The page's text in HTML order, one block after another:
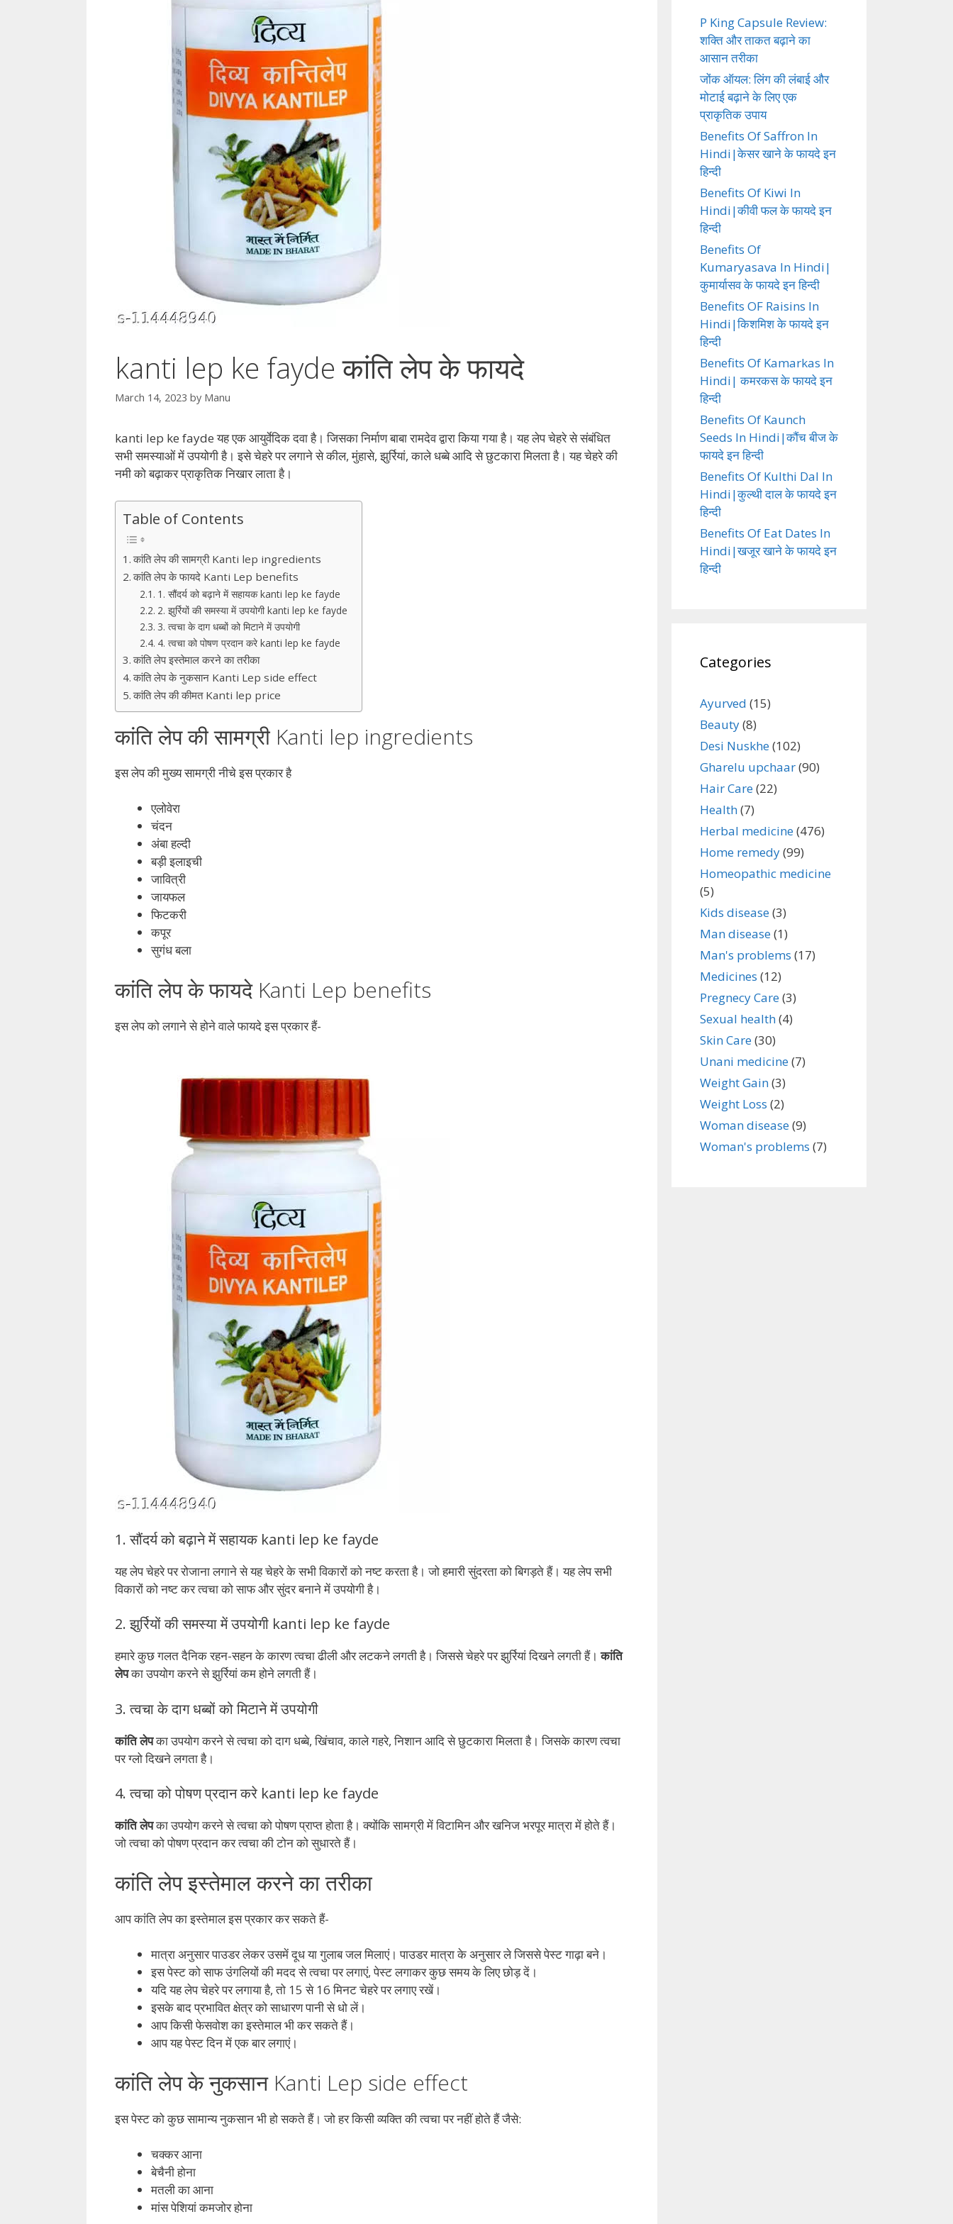
kanti lep ke fayde कांति लेप के फायदे
March 14, 2023 by Manu
kanti lep ke fayde यह एक आयुर्वेदिक दवा है। जिसका निर्माण बाबा रामदेव द्वारा किया गया है। यह लेप चेहरे से संबंधित
सभी समस्याओं में उपयोगी है। इसे चेहरे पर लगाने से कील, मुंहासे, झुर्रियां, काले धब्बे आदि से छुटकारा मिलता है। यह चेहरे की
नमी को बढ़ाकर प्राकृतिक निखार लाता है।
Table of Contents
कांति लेप की सामग्री Kanti lep ingredients
कांति लेप के फायदे Kanti Lep benefits
1. सौंदर्य को बढ़ाने में सहायक kanti lep ke fayde
2. झुर्रियों की समस्या में उपयोगी kanti lep ke fayde
3. त्वचा के दाग धब्बों को मिटाने में उपयोगी
4. त्वचा को पोषण प्रदान करे kanti lep ke fayde
कांति लेप इस्तेमाल करने का तरीका
कांति लेप के नुकसान Kanti Lep side effect
कांति लेप की कीमत Kanti lep price
कांति लेप की सामग्री Kanti lep ingredients
इस लेप की मुख्य सामग्री नीचे इस प्रकार है
एलोवेरा
चंदन
अंबा हल्दी
बड़ी इलाइची
जावित्री
जायफल
फिटकरी
कपूर
सुगंध बला
कांति लेप के फायदे Kanti Lep benefits
इस लेप को लगाने से होने वाले फायदे इस प्रकार हैं-
1. सौंदर्य को बढ़ाने में सहायक kanti lep ke fayde
यह लेप चेहरे पर रोजाना लगाने से यह चेहरे के सभी विकारों को नष्ट करता है। जो हमारी सुंदरता को बिगड़ते हैं। यह लेप सभी
विकारों को नष्ट कर त्वचा को साफ और सुंदर बनाने में उपयोगी है।
2. झुर्रियों की समस्या में उपयोगी kanti lep ke fayde
हमारे कुछ गलत दैनिक रहन-सहन के कारण त्वचा ढीली और लटकने लगती है। जिससे चेहरे पर झुर्रियां दिखने लगती हैं।कांति
लेपका उपयोग करने से झुर्रियां कम होने लगती हैं।
3. त्वचा के दाग धब्बों को मिटाने में उपयोगी
कांति लेपका उपयोग करने से त्वचा को दाग धब्बे, खिंचाव, काले गहरे, निशान आदि से छुटकारा मिलता है। जिसके कारण त्वचा
पर ग्लो दिखने लगता है।
4. त्वचा को पोषण प्रदान करे kanti lep ke fayde
कांति लेपका उपयोग करने से त्वचा को पोषण प्राप्त होता है। क्योंकि सामग्री में विटामिन और खनिज भरपूर मात्रा में होते हैं।
जो त्वचा को पोषण प्रदान कर त्वचा की टोन को सुधारते हैं।
कांति लेप इस्तेमाल करने का तरीका
आप कांति लेप का इस्तेमाल इस प्रकार कर सकते हैं-
मात्रा अनुसार पाउडर लेकर उसमें दूध या गुलाब जल मिलाएं। पाउडर मात्रा के अनुसार ले जिससे पेस्ट गाढ़ा बने।
इस पेस्ट को साफ उंगलियों की मदद से त्वचा पर लगाएं, पेस्ट लगाकर कुछ समय के लिए छोड़ दें।
यदि यह लेप चेहरे पर लगाया है, तो 15 से 16 मिनट चेहरे पर लगाए रखें।
इसके बाद प्रभावित क्षेत्र को साधारण पानी से धो लें।
आप किसी फेसवोश का इस्तेमाल भी कर सकते हैं।
आप यह पेस्ट दिन में एक बार लगाएं।
कांति लेप के नुकसान Kanti Lep side effect
इस पेस्ट को कुछ सामान्य नुकसान भी हो सकते हैं। जो हर किसी व्यक्ति की त्वचा पर नहीं होते हैं जैसे:
चक्कर आना
बेचैनी होना
मतली का आना
मांस पेशियां कमजोर होना
P King Capsule Review:
शक्ति और ताकत बढ़ाने का
आसान तरीका
जोंक ऑयल: लिंग की लंबाई और
मोटाई बढ़ाने के लिए एक
प्राकृतिक उपाय
Benefits Of Saffron In
Hindi|केसर खाने के फायदे इन
हिन्दी
Benefits Of Kiwi In
Hindi|कीवी फल के फायदे इन
हिन्दी
Benefits Of
Kumaryasava In Hindi|
कुमार्यासव के फायदे इन हिन्दी
Benefits OF Raisins In
Hindi|किशमिश के फायदे इन
हिन्दी
Benefits Of Kamarkas In
Hindi| कमरकस के फायदे इन
हिन्दी
Benefits Of Kaunch
Seeds In Hindi|कौंच बीज के
फायदे इन हिन्दी
Benefits Of Kulthi Dal In
Hindi|कुल्थी दाल के फायदे इन
हिन्दी
Benefits Of Eat Dates In
Hindi|खजूर खाने के फायदे इन
हिन्दी
Categories
Ayurved (15)
Beauty(8)
Desi Nuskhe(102)
Gharelu upchaar(90)
Hair Care(22)
Health(7)
Herbal medicine(476)
Home remedy(99)
Homeopathic medicine
(5)
Kids disease(3)
Man disease(1)
Man's problems (17)
Medicines (12)
Pregnecy Care(3)
Sexual health(4)
Skin Care(30)
Unani medicine(7)
Weight Gain(3)
Weight Loss (2)
Woman disease(9)
Woman's problems (7)